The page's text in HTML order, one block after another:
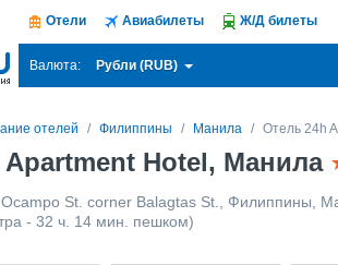
Отели Авиабилеты Ж/Д билеты
Валюта: Рубли (RUB)
отелей Филиппины Манила Отель 24h
Apartment Hotel, Манила
St. corner Balagtas St. Филиппины
- 32 ч. 14 мин. пешком)